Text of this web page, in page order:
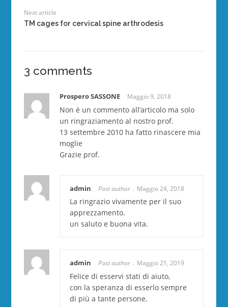
Next article
TM cages for cervical spine arthrodesis
3 comments
Prospero SASSONE Maggio 9, 2018
Non è un commento all’articolo ma solo
un ringraziamento al nostro prof.
13 settembre 2010 ha fatto rinascere mia
moglie
Grazie prof.
admin Post author Maggio 24, 2018
La ringrazio vivamente per il suo
apprezzamento.
un saluto e buona vita.
admin Post author Maggio 21, 2019
Felice di esservi stati di aiuto,
con la speranza di esserlo sempre
di più a tante persone.